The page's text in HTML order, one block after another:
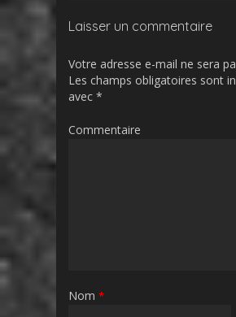
Laisser un commentaire
Votre adresse e-mail ne sera
Les champs obligatoires sont
avec *
Commentaire
Nom *